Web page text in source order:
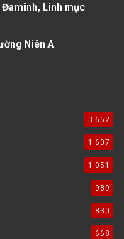
Đaminh, Linh mục
Niên A
3.652
1.607
1.051
989
830
668